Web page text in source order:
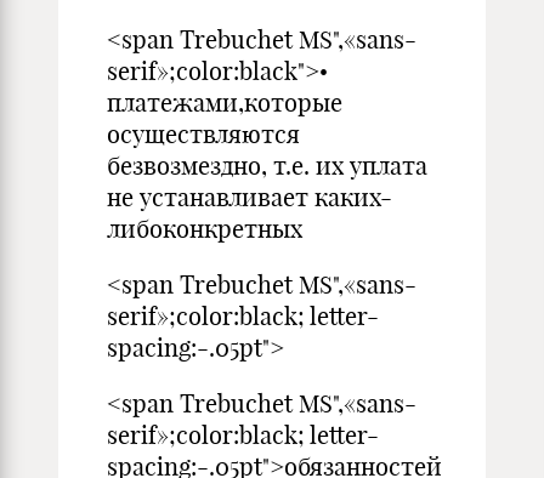
<span Trebuchet MS",«sans-
serif»;color:black">•
платежами,которые
осуществляются
безвозмездно, т.е. их уплата
не устанавливает каких-
либоконкретных
<span Trebuchet MS",«sans-
serif»;color:black; letter-
spacing:-.05pt">
<span Trebuchet MS",«sans-
serif»;color:black; letter-
spacing:-.05pt">обязанностей